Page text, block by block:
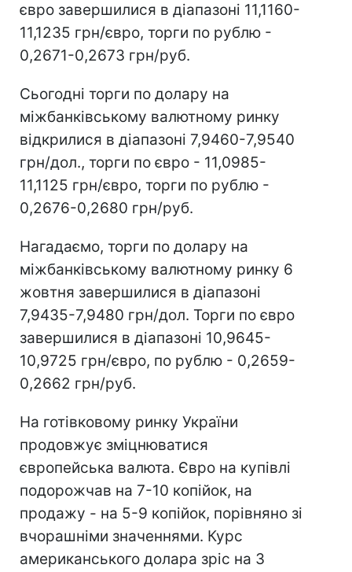
євро завершилися в діапазоні 11,1160-
11,1235 грн/євро, торги по рублю -
0,2671-0,2673 грн/руб.
Сьогодні торги по долару на
міжбанківському валютному ринку
відкрилися в діапазоні 7,9460-7,9540
грн/дол., торги по євро - 11,0985-
11,1125 грн/євро, торги по рублю -
0,2676-0,2680 грн/руб.
Нагадаємо, торги по долару на
міжбанківському валютному ринку 6
жовтня завершилися в діапазоні
7,9435-7,9480 грн/дол. Торги по євро
завершилися в діапазоні 10,9645-
10,9725 грн/євро, по рублю - 0,2659-
0,2662 грн/руб.
На готівковому ринку України
продовжує зміцнюватися
європейська валюта. Євро на купівлі
подорожчав на 7-10 копійок, на
продажу - на 5-9 копійок, порівняно зі
вчорашніми значеннями. Курс
американського долара зріс на 3